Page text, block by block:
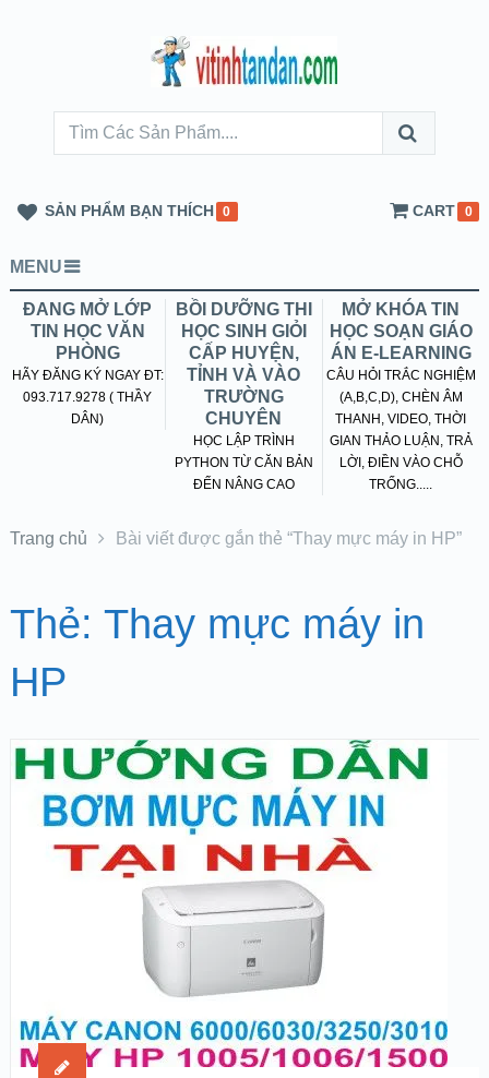
SẢN PHẨM BẠN THÍCH 0 CART 0
MENU
ĐANG MỞ LỚP
TIN HỌC VĂN
PHÒNG
HÃY ĐĂNG KÝ NGAY ĐT:
093.717.9278 ( THẦY
DÂN)
BỒI DƯỠNG THI
HỌC SINH GIỎI
CẤP HUYỆN,
TỈNH VÀ VÀO
TRƯỜNG
CHUYÊN
HỌC LẬP TRÌNH
PYTHON TỪ CĂN BẢN
ĐẾN NÂNG CAO
MỞ KHÓA TIN
HỌC SOẠN GIÁO
ÁN E-LEARNING
CÂU HỎI TRẮC NGHIỆM
(A,B,C,D), CHÈN ÂM
THANH, VIDEO, THỜI
GIAN THẢO LUẬN, TRẢ
LỜI, ĐIỀN VÀO CHỖ
TRỐNG.....
Trang chủ Bài viết được gắn thẻ “Thay mực máy in HP”
Thẻ: Thay mực máy in
HP